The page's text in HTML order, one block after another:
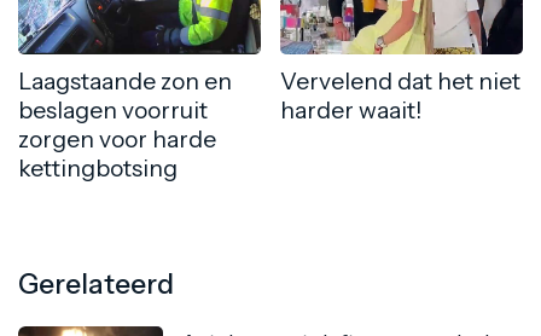
Laagstaande zon en
beslagen voorruit
zorgen voor harde
kettingbotsing
Vervelend dat het niet
harder waait!
Gerelateerd